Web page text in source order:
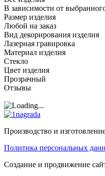
В зависимости от
Размер изделия
Любой на заказ
Вид декорирования изделия
Лазерная гравировка
Материал изделия
Стекло
Цвет изделия
Прозрачный
Отзывы
Производство и
Политика персональных
Создание и продвижение